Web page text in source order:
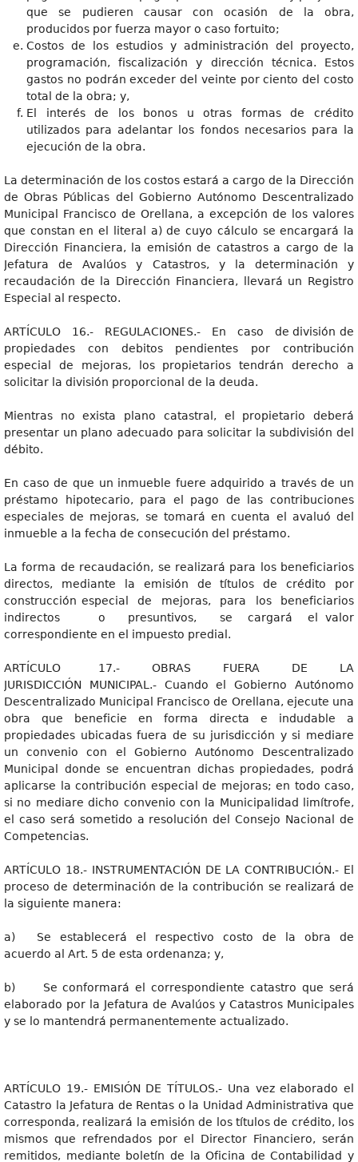
que se pudieren causar con ocasión de la obra,
producidos por fuerza mayor o caso fortuito;
Costos de los estudios y administración del proyecto,
programación, fiscalización y dirección técnica. Estos
gastos no podrán exceder del veinte por ciento del costo
total de la obra; y,
El interés de los bonos u otras formas de crédito
utilizados para adelantar los fondos necesarios para la
ejecución de la obra.
La determinación de los costos estará a cargo de la Dirección
de Obras Públicas del Gobierno Autónomo Descentralizado
Municipal Francisco de Orellana, a excepción de los valores
que constan en el literal a) de cuyo cálculo se encargará la
Dirección Financiera, la emisión de catastros a cargo de la
Jefatura de Avalúos y Catastros, y la determinación y
recaudación de la Dirección Financiera, llevará un Registro
Especial al respecto.
ARTÍCULO 16.- REGULACIONES.- En caso de división de
propiedades con debitos pendientes por contribución
especial de mejoras, los propietarios tendrán derecho a
solicitar la división proporcional de la deuda.
Mientras no exista plano catastral, el propietario deberá
presentar un plano adecuado para solicitar la subdivisión del
débito.
En caso de que un inmueble fuere adquirido a través de un
préstamo hipotecario, para el pago de las contribuciones
especiales de mejoras, se tomará en cuenta el avaluó del
inmueble a la fecha de consecución del préstamo.
La forma de recaudación, se realizará para los beneficiarios
directos, mediante la emisión de títulos de crédito por
construcción especial de mejoras, para los beneficiarios
indirectos o presuntivos, se cargará el valor
correspondiente en el impuesto predial.
ARTÍCULO 17.- OBRAS FUERA DE LA
JURISDICCIÓN MUNICIPAL.- Cuando el Gobierno Autónomo
Descentralizado Municipal Francisco de Orellana, ejecute una
obra que beneficie en forma directa e indudable a
propiedades ubicadas fuera de su jurisdicción y si mediare
un convenio con el Gobierno Autónomo Descentralizado
Municipal donde se encuentran dichas propiedades, podrá
aplicarse la contribución especial de mejoras; en todo caso,
si no mediare dicho convenio con la Municipalidad limítrofe,
el caso será sometido a resolución del Consejo Nacional de
Competencias.
ARTÍCULO 18.- INSTRUMENTACIÓN DE LA CONTRIBUCIÓN.- El
proceso de determinación de la contribución se realizará de
la siguiente manera:
a) Se establecerá el respectivo costo de la obra de
acuerdo al Art. 5 de esta ordenanza; y,
b) Se conformará el correspondiente catastro que será
elaborado por la Jefatura de Avalúos y Catastros Municipales
y se lo mantendrá permanentemente actualizado.
ARTÍCULO 19.- EMISIÓN DE TÍTULOS.- Una vez elaborado el
Catastro la Jefatura de Rentas o la Unidad Administrativa que
corresponda, realizará la emisión de los títulos de crédito, los
mismos que refrendados por el Director Financiero, serán
remitidos, mediante boletín de la Oficina de Contabilidad y